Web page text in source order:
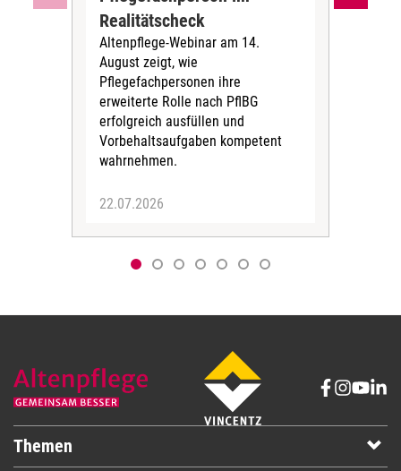
Realitätscheck
Altenpflege-Webinar am 14.
August zeigt, wie
Pflegefachpersonen ihre
erweiterte Rolle nach PflBG
erfolgreich ausfüllen und
Vorbehaltsaufgaben kompetent
wahrnehmen.
22.07.2026
Themen